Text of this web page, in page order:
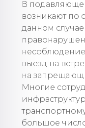
В
возникают по
данном
выезд на
на
Многие
большое